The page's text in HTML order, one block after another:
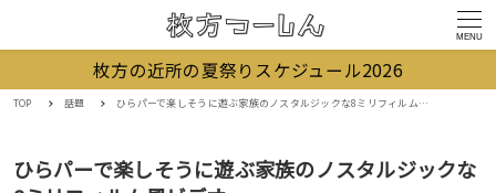
MENU
枚方の近所の夏祭りスケジュール2026
TOP 話題 ひらパーで楽しそうに遊ぶ家族のノスタルジックな8ミリフィルム風ビデオ
ひらパーで楽しそうに遊ぶ家族のノスタルジックな